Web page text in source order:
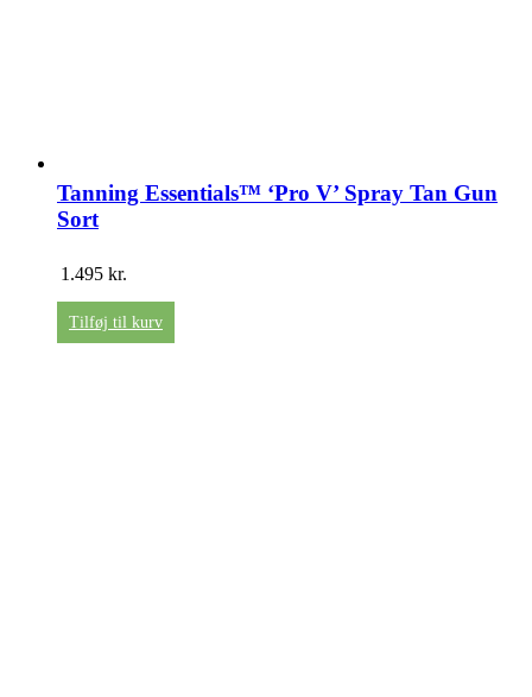
Tanning Essentials™ ‘Pro V’ Spray Tan Gun
Sort
1.495 kr.
Tilføj til kurv